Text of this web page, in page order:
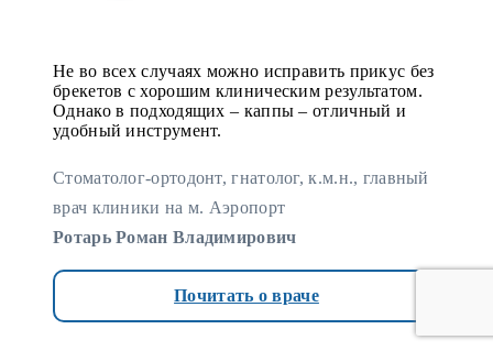
Не во всех случаях можно исправить прикус без
брекетов с хорошим клиническим результатом.
Однако в подходящих – каппы – отличный и
удобный инструмент.
Стоматолог-ортодонт, гнатолог, к.м.н., главный
врач клиники на м. Аэропорт
Ротарь Роман Владимирович
Почитать о враче